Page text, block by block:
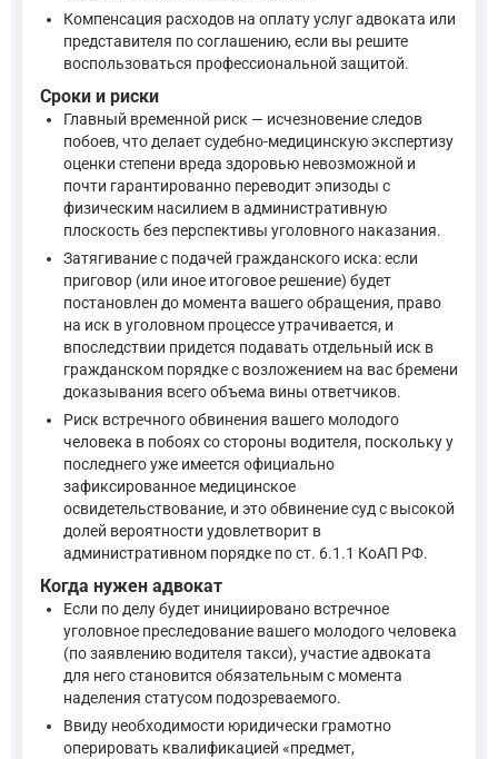
Компенсация расходов на оплату услуг адвоката или
представителя по соглашению, если вы решите
воспользоваться профессиональной защитой.
Сроки и риски
Главный временной риск — исчезновение следов
побоев, что делает судебно-медицинскую экспертизу
оценки степени вреда здоровью невозможной и
почти гарантированно переводит эпизоды с
физическим насилием в административную
плоскость без перспективы уголовного наказания.
Затягивание с подачей гражданского иска: если
приговор (или иное итоговое решение) будет
постановлен до момента вашего обращения, право
на иск в уголовном процессе утрачивается, и
впоследствии придется подавать отдельный иск в
гражданском порядке с возложением на вас бремени
доказывания всего объема вины ответчиков.
Риск встречного обвинения вашего молодого
человека в побоях со стороны водителя, поскольку у
последнего уже имеется официально
зафиксированное медицинское
освидетельствование, и это обвинение суд с высокой
долей вероятности удовлетворит в
административном порядке по ст. 6.1.1 КоАП РФ.
Когда нужен адвокат
Если по делу будет инициировано встречное
уголовное преследование вашего молодого человека
(по заявлению водителя такси), участие адвоката
для него становится обязательным с момента
наделения статусом подозреваемого.
Ввиду необходимости юридически грамотно
оперировать квалификацией «предмет,